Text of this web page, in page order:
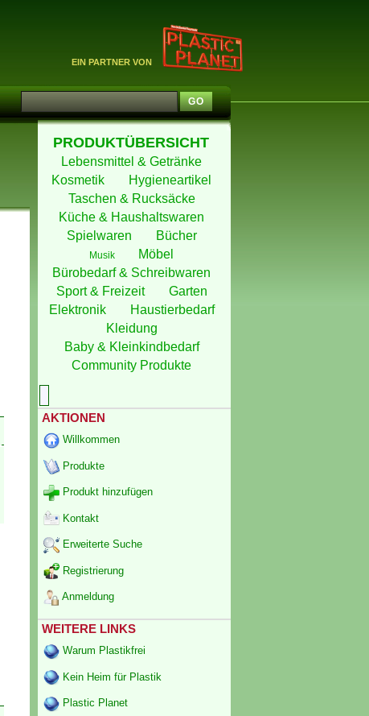
EIN PARTNER VON
PRODUKTÜBERSICHT
Lebensmittel & Getränke
Kosmetik
Hygieneartikel
Taschen & Rucksäcke
Küche & Haushaltswaren
Spielwaren
Bücher
Musik
Möbel
Bürobedarf & Schreibwaren
Sport & Freizeit
Garten
Elektronik
Haustierbedarf
Kleidung
Baby & Kleinkindbedarf
Community Produkte
AKTIONEN
Willkommen
Produkte
Produkt hinzufügen
Kontakt
Erweiterte Suche
Registrierung
Anmeldung
WEITERE LINKS
Warum Plastikfrei
Kein Heim für Plastik
Plastic Planet